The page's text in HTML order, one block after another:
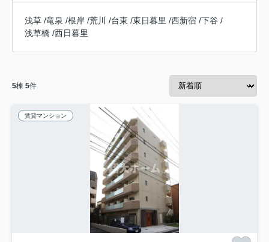
浅草 /竜泉 /根岸 /荒川 /台東 /東日暮里 /西新宿 /下谷 /
浅草橋 /西日暮里
5棟 5件
賃貸マンション